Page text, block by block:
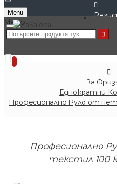
Menu
0
За
Еднократни
Професионално Руло от
Професионално
текстил 100